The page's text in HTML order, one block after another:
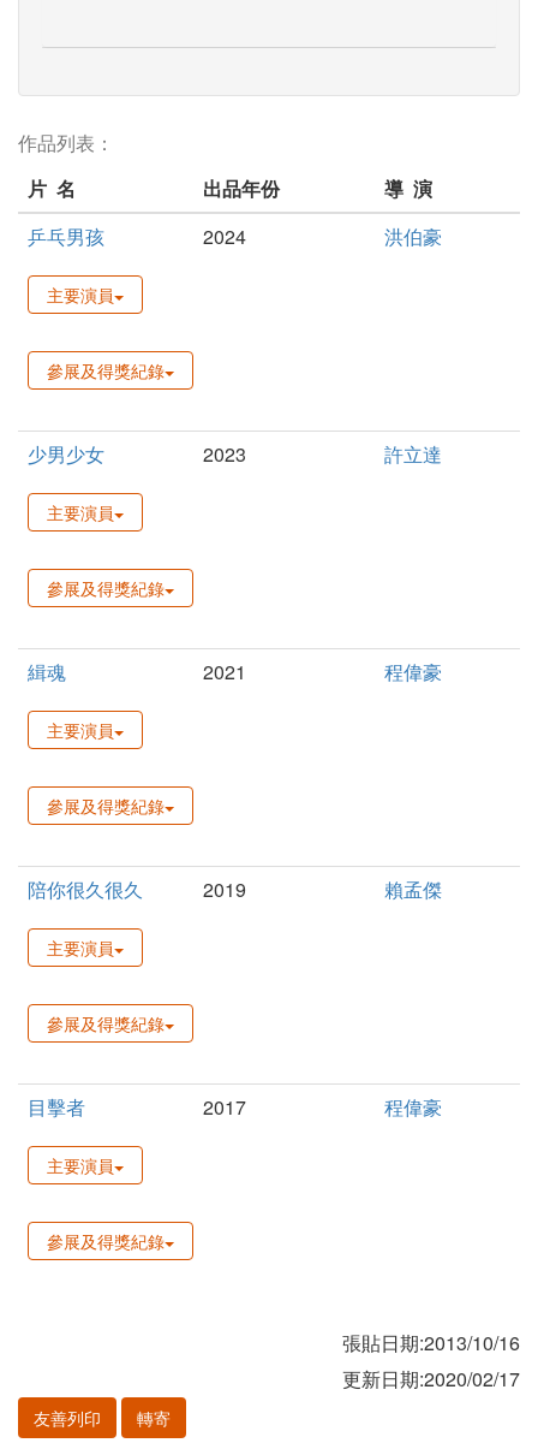
作品列表：
片 名
出品年份
導 演
乒乓男孩
2024 洪伯豪
主要演員
參展及得獎紀錄
少男少女 2023 許立達
主要演員
參展及得獎紀錄
緝魂 2021 程偉豪
主要演員
參展及得獎紀錄
陪你很久很久 2019 賴孟傑
主要演員
參展及得獎紀錄
目擊者 2017 程偉豪
主要演員
參展及得獎紀錄
張貼日期:2013/10/16
更新日期:2020/02/17
友善列印 轉寄